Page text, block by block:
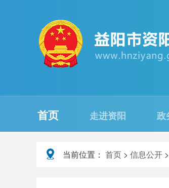
首页 走进资阳 政
当前位置： 首页 > 信息公开 >